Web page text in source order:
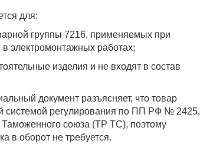
для:
группы 7216, применяемых при
в электромонтажных работах;
изделия и не входят в состав
документ разъясняет, что товар
системой регулирования по ПП РФ № 2425,
Таможенного союза (ТР ТС), поэтому
в оборот не требуется.